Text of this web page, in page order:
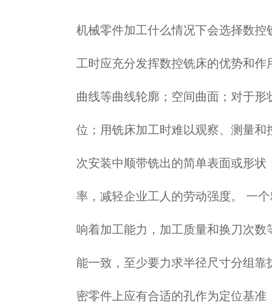
机械零件加工什么情况下会选择数控
工时应充分发挥数控铣床的优势和
曲线等曲线轮廓；空间曲面；对于
位； 用铣床加工时难以观察、测量
次安装中顺带铣出的简单表面或形
率，减轻企业工人的劳动强度。 一
响着加工能力，加工质量和换刀次
能一致，至少要力求半径尺寸分组
密零件上应有合适的孔作为定位基